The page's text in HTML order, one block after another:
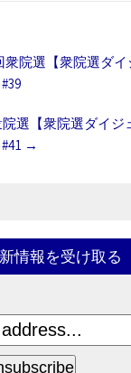
院選【衆院選ダイ
選【衆院選ダイジ
→
情報を受け取る